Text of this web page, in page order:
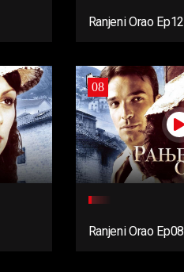
Ranjeni Orao Ep12
08
Ranjeni Orao Ep08